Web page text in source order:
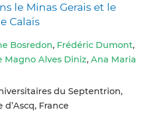
le Minas Gerais et le
Calais
Bosredon, Frédéric Dumont,
Magno Alves Diniz, Ana Maria
du Septentrion,
d’Ascq, France